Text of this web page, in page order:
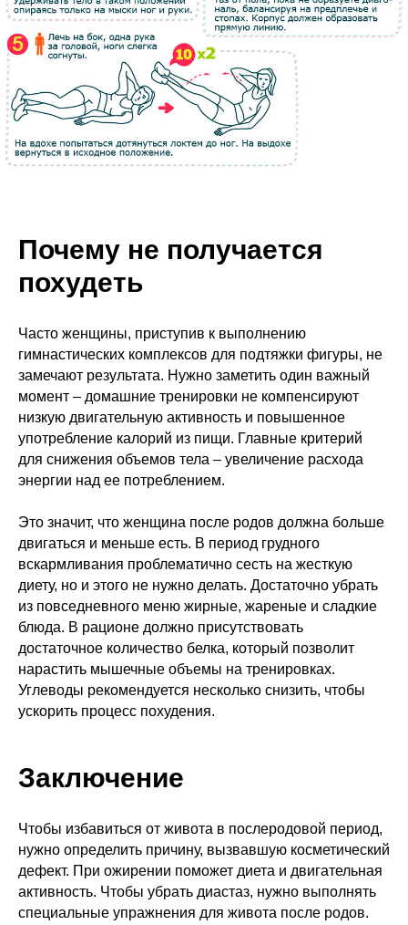
Почему не получается
похудеть
Часто женщины, приступив к выполнению
гимнастических комплексов для подтяжки фигуры, не
замечают результата. Нужно заметить один важный
момент – домашние тренировки не компенсируют
низкую двигательную активность и повышенное
употребление калорий из пищи. Главные критерий
для снижения объемов тела – увеличение расхода
энергии над ее потреблением.
Это значит, что женщина после родов должна больше
двигаться и меньше есть. В период грудного
вскармливания проблематично сесть на жесткую
диету, но и этого не нужно делать. Достаточно убрать
из повседневного меню жирные, жареные и сладкие
блюда. В рационе должно присутствовать
достаточное количество белка, который позволит
нарастить мышечные объемы на тренировках.
Углеводы рекомендуется несколько снизить, чтобы
ускорить процесс похудения.
Заключение
Чтобы избавиться от живота в послеродовой период,
нужно определить причину, вызвавшую косметический
дефект. При ожирении поможет диета и двигательная
активность. Чтобы убрать диастаз, нужно выполнять
специальные упражнения для живота после родов.